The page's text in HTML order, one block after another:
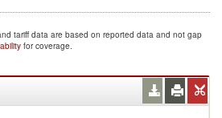
tariff data are based on reported data and not gap
for coverage.